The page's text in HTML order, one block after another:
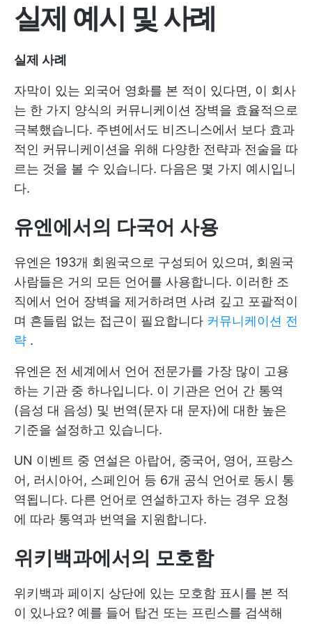
실제 예시 및 사례
실제 사례
자막이 있는 외국어 영화를 본 적이 있다면, 이 회사
는 한 가지 양식의 커뮤니케이션 장벽을 효율적으로
극복했습니다. 주변에서도 비즈니스에서 보다 효과
적인 커뮤니케이션을 위해 다양한 전략과 전술을 따
르는 것을 볼 수 있습니다. 다음은 몇 가지 예시입니
다.
유엔에서의 다국어 사용
유엔은 193개 회원국으로 구성되어 있으며, 회원국
사람들은 거의 모든 언어를 사용합니다. 이러한 조
직에서 언어 장벽을 제거하려면 사려 깊고 포괄적이
며 흔들림 없는 접근이 필요합니다 커뮤니케이션 전
략 .
유엔은 전 세계에서 언어 전문가를 가장 많이 고용
하는 기관 중 하나입니다. 이 기관은 언어 간 통역
(음성 대 음성) 및 번역(문자 대 문자)에 대한 높은
기준을 설정하고 있습니다.
UN 이벤트 중 연설은 아랍어, 중국어, 영어, 프랑스
어, 러시아어, 스페인어 등 6개 공식 언어로 동시 통
역됩니다. 다른 언어로 연설하고자 하는 경우 요청
에 따라 통역과 번역을 지원합니다.
위키백과에서의 모호함
위키백과 페이지 상단에 있는 모호함 표시를 본 적
이 있나요? 예를 들어 탑건 또는 프린스를 검색해